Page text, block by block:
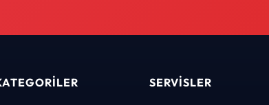
SERVISLER